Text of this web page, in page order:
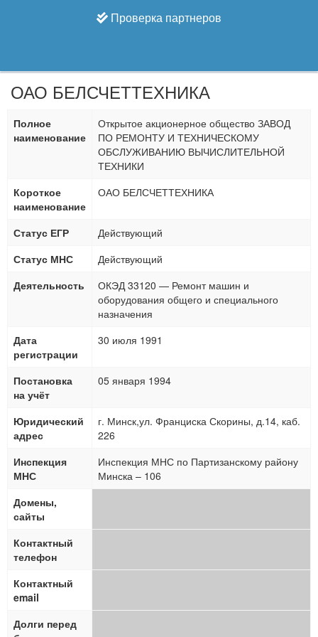
Проверка партнеров
ОАО БЕЛСЧЕТТЕХНИКА
Полное
наименование
Открытое акционерное общество ЗАВОД
ПО РЕМОНТУ И ТЕХНИЧЕСКОМУ
ОБСЛУЖИВАНИЮ ВЫЧИСЛИТЕЛЬНОЙ
ТЕХНИКИ
Короткое
наименование
ОАО БЕЛСЧЕТТЕХНИКА
Статус ЕГР
Действующий
Статус МНС
Действующий
Деятельность
ОКЭД 33120 — Ремонт машин и
оборудования общего и специального
назначения
Дата
регистрации
30 июля 1991
Постановка
на учёт
05 января 1994
Юридический
адрес
г. Минск,ул. Франциска Скорины, д.14, каб.
226
Инспекция
МНС
Инспекция МНС по Партизанскому району
Минска – 106
Домены,
сайты
Контактный
телефон
Контактный
email
Долги перед